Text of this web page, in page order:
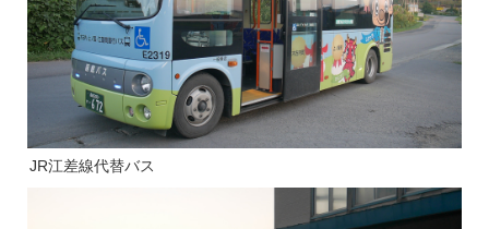
JR江差線代替バス